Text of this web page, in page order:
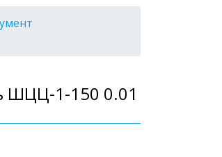
ШЦЦ-1-150 0.01